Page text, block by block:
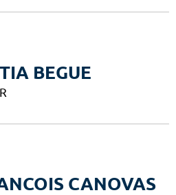
BEGUE
CANOVAS